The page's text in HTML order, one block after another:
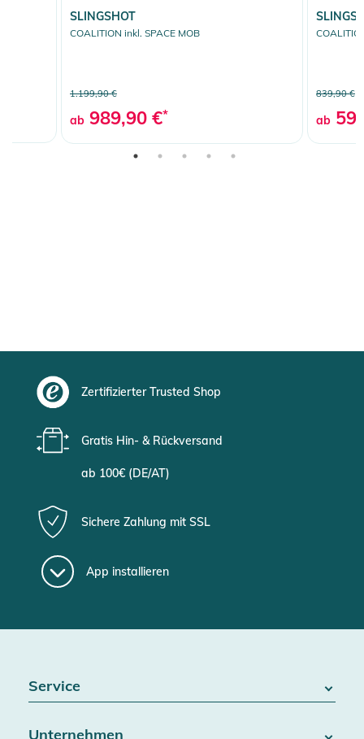
SLINGSHOT
COALITION inkl. SPACE MOB
1.199,90 €
ab 989,90 €*
839,90 €
ab
Zertifizierter Trusted Shop
Gratis Hin- & Rückversand
ab 100€ (DE/AT)
Sichere Zahlung mit SSL
App installieren
Service
Unternehmen